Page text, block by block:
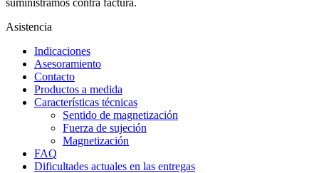
Asistencia
Indicaciones
Asesoramiento
Contacto
Productos a medida
Características técnicas
Sentido de magnetización
Fuerza de sujeción
Magnetización
FAQ
Dificultades actuales en las entregas